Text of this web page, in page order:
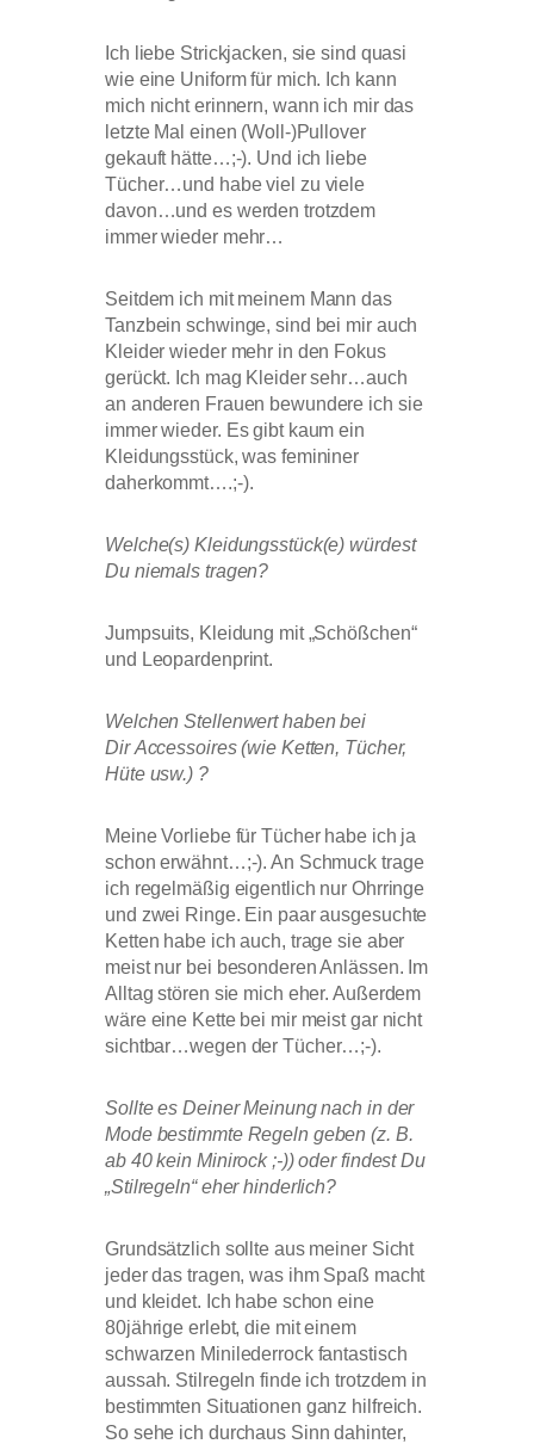
Ich liebe Strickjacken, sie sind quasi
wie eine Uniform für mich. Ich kann
mich nicht erinnern, wann ich mir das
letzte Mal einen (Woll-)Pullover
gekauft hätte…;-). Und ich liebe
Tücher…und habe viel zu viele
davon…und es werden trotzdem
immer wieder mehr…
Seitdem ich mit meinem Mann das
Tanzbein schwinge, sind bei mir auch
Kleider wieder mehr in den Fokus
gerückt. Ich mag Kleider sehr…auch
an anderen Frauen bewundere ich sie
immer wieder. Es gibt kaum ein
Kleidungsstück, was femininer
daherkommt….;-).
Welche(s) Kleidungsstück(e) würdest
Du niemals tragen?
Jumpsuits, Kleidung mit „Schößchen“
und Leopardenprint.
Welchen Stellenwert haben bei
Dir Accessoires (wie Ketten, Tücher,
Hüte usw.) ?
Meine Vorliebe für Tücher habe ich ja
schon erwähnt…;-). An Schmuck trage
ich regelmäßig eigentlich nur Ohrringe
und zwei Ringe. Ein paar ausgesuchte
Ketten habe ich auch, trage sie aber
meist nur bei besonderen Anlässen. Im
Alltag stören sie mich eher. Außerdem
wäre eine Kette bei mir meist gar nicht
sichtbar…wegen der Tücher…;-).
Sollte es Deiner Meinung nach in der
Mode bestimmte Regeln geben (z. B.
ab 40 kein Minirock ;-)) oder findest Du
„Stilregeln“ eher hinderlich?
Grundsätzlich sollte aus meiner Sicht
jeder das tragen, was ihm Spaß macht
und kleidet. Ich habe schon eine
80jährige erlebt, die mit einem
schwarzen Minilederrock fantastisch
aussah. Stilregeln finde ich trotzdem in
bestimmten Situationen ganz hilfreich.
So sehe ich durchaus Sinn dahinter,